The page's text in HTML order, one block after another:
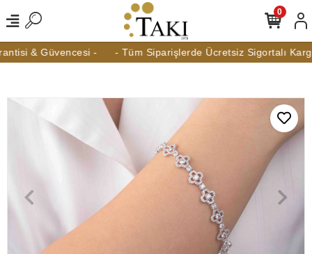
& Güvencesi - - Tüm Siparişlerde Ücretsiz Sigortalı Kargo
0